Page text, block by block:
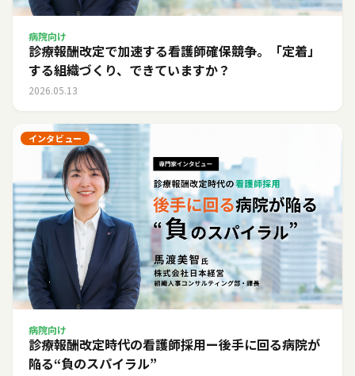
病院向け
診療報酬改定で加速する看護師確保競争。「定着」
する組織づくり、できていますか？
2026.05.13
インタビュー
病院向け
診療報酬改定時代の看護師採用ー後手に回る病院が
陥る“負のスパイラル”